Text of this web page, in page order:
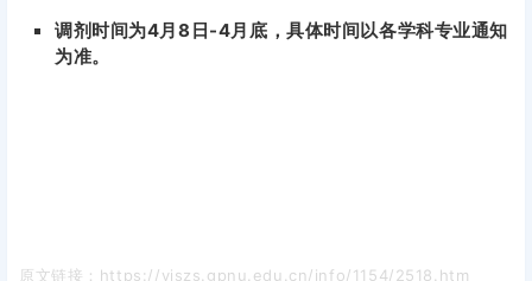
调剂时间为4月8日-4月底，具体时间以各学科专业通知
为准。
原文链接：https://yjszs.gpnu.edu.cn/info/1154/2518.htm